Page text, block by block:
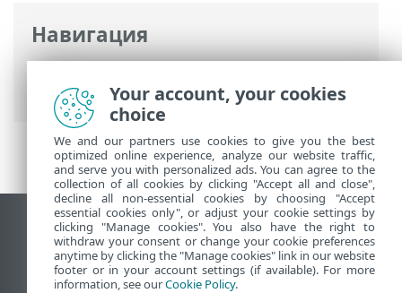
Навигация
Ultimate
>Удаление
Использовать сайт для ПК
End of Life
База знаний ESET
Your account, your cookies
choice
We and our partners use cookies to give you the best
optimized online experience, analyze our website traffic,
and serve you with personalized ads. You can agree to the
collection of all cookies by clicking "Accept all and close",
decline all non-essential cookies by choosing "Accept
essential cookies only", or adjust your cookie settings by
clicking "Manage cookies". You also have the right to
withdraw your consent or change your cookie preferences
anytime by clicking the "Manage cookies" link in our website
footer or in your account settings (if available). For more
information, see ourCookie Policy.